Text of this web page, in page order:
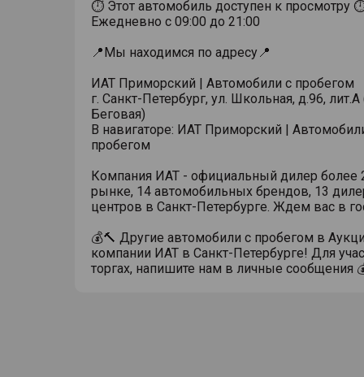
⏱ Этот автомобиль доступен к просмотру
Ежедневно с 09:00 до 21:00
📍Мы находимся по адресу📍
ИАТ Приморский | Автомобили с пробегом
г. Санкт-Петербург, ул. Школьная, д.96, лит.А
Беговая)
В навигаторе: ИАТ Приморский |
пробегом
Компания ИАТ - официальный дилер более
рынке, 14 автомобильных брендов, 13
центров в Санкт-Петербурге. Ждем вас в
💰🔨 Другие автомобили с пробегом в
компании ИАТ в Санкт-Петербурге! Для
торгах, напишите нам в личные сообщения